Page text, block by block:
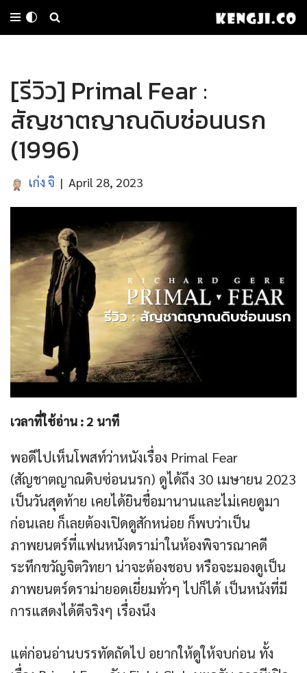
Skip
content
[รีวิว] Primal Fear :
สัญชาตญาณดิบซ่อนนรก
(1996)
เก่ง จิ April 28, 2023
เวลาที่ใช้อ่าน :2 นาที
พอดีไปเห็นโพสท์ว่าหนังเรื่อง Primal Fear
(สัญชาตญาณดิบซ่อนนรก) ดูได้ถึง 30 เมษายน 2023
เป็นวันสุดท้าย เคยได้ยินชื่อมานานและไม่เคยดูมา
ก่อนเลย ก็เลยต้องเปิดดูสักหน่อย ก็พบว่าเป็น
ภาพยนตร์ที่แฟนหนังดราม่าในห้องพิจารณาคดี
ระทึกขวัญจิตวิทยา น่าจะต้องชอบ หรือจะมองดูเป็น
ภาพยนตร์ดราม่ายอดเยี่ยมทั่วๆ ไปก็ได้ เป็นหนังที่มี
การแสดงได้ดีจริงๆ เรื่องนึง
แต่ก่อนอ่านบรรทัดถัดไป อยากให้ดูให้จบก่อน ทั้ง